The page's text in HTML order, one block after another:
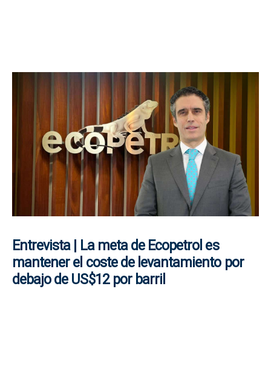
Entrevista | La meta de Ecopetrol es
mantener el coste de levantamiento por
debajo de US$12 por barril